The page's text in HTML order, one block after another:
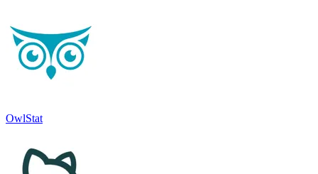
OwlStat